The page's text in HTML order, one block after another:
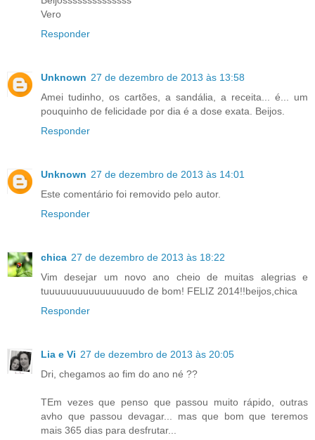
Vero
Responder
Unknown 27 de dezembro de 2013 às 13:58
Amei tudinho, os cartões, a sandália, a receita... é... um
pouquinho de felicidade por dia é a dose exata. Beijos.
Responder
Unknown 27 de dezembro de 2013 às 14:01
Este comentário foi removido pelo autor.
Responder
chica 27 de dezembro de 2013 às 18:22
Vim desejar um novo ano cheio de muitas alegrias e
tuuuuuuuuuuuuuuuudo de bom! FELIZ 2014!!beijos,chica
Responder
Lia e Vi 27 de dezembro de 2013 às 20:05
Dri, chegamos ao fim do ano né ??
TEm vezes que penso que passou muito rápido, outras
avho que passou devagar... mas que bom que teremos
mais 365 dias para desfrutar...